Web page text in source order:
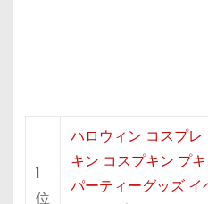
1
位
ハロウィン コスプ
キン コスプキン プ
パーティーグッズ イ